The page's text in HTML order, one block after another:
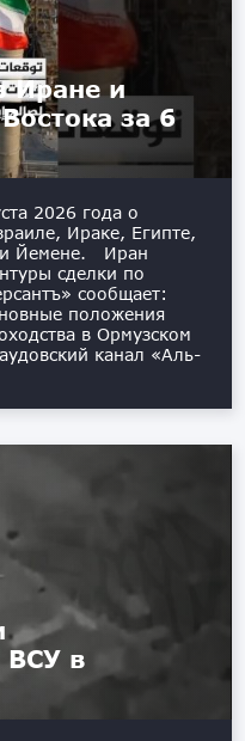
Иране и
за 6
2026 года о
Ираке, Египте,
и Йемене. Иран
сделки по
сообщает:
положения
в Ормузском
канал «Аль-
ВСУ в